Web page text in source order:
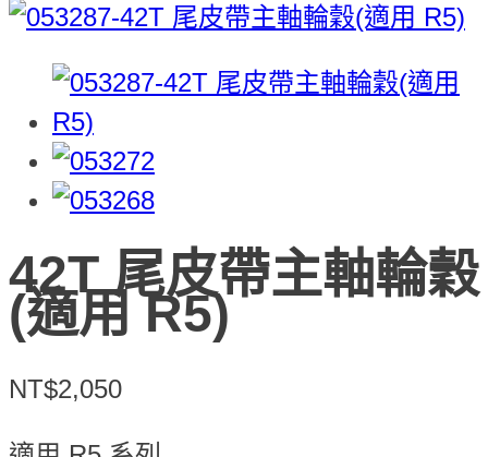
42T 尾皮帶主軸輪穀
(適用 R5)
NT$2,050